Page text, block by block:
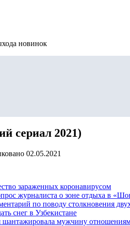
новинок
сериал 2021)
02.05.2021
зараженных коронавирусом
журналиста о зоне отдыха в
по поводу столкновения
снег в Узбекистане
мужчину